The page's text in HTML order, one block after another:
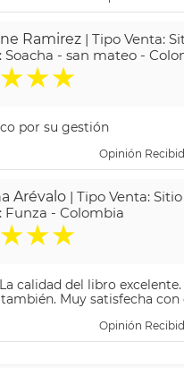
Ramirez | Tipo Venta:
Soacha - san mateo -
★★★
por su gestión
Opinión
Arévalo | Tipo Venta:
Funza - Colombia
★★★
calidad del libro
Muy satisfecha con
Opinión